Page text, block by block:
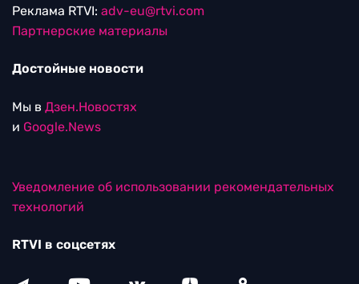
Реклама RTVI: adv-eu@rtvi.com
Партнерские материалы
Достойные новости
Мы в Дзен.Новостях
и Google.News
Уведомление об использовании рекомендательных
технологий
RTVI в соцсетях